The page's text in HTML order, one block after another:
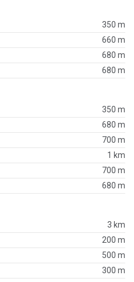
350 m
660 m
680 m
680 m
350 m
680 m
700 m
1 km
700 m
680 m
3 km
200 m
500 m
300 m